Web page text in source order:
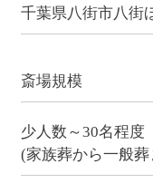
千葉県八街市八街
斎場規模
少人数～30名程度
(家族葬から一般